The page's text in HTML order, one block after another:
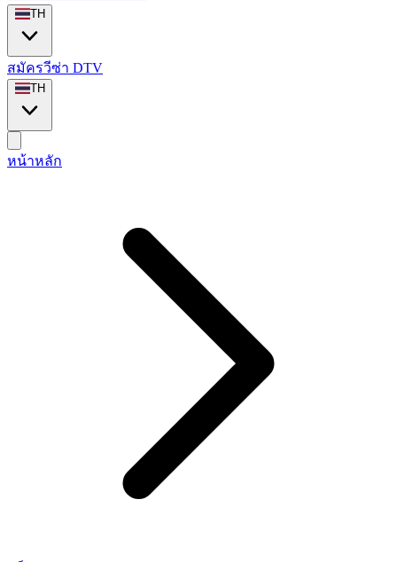
TH
สมัครวีซ่า DTV
TH
หน้าหลัก